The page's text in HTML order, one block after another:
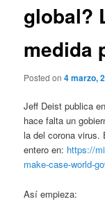
global?
medida
Posted on4 marzo,
Jeff Deist publica
hace falta un
la del corona virus.
entero en: https://
make-case-world-
Así empieza: